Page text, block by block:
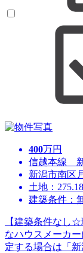
400万円
信越本線
新潟市南区
土地：
建築条件：
【建築条件なし
なハウスメーカ
定する場合は「